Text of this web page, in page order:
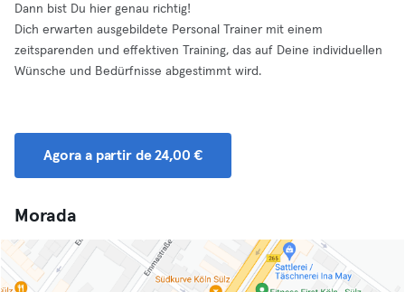
Dann bist Du hier genau richtig!
Dich erwarten ausgebildete Personal Trainer mit einem
zeitsparenden und effektiven Training, das auf Deine individuellen
Wünsche und Bedürfnisse abgestimmt wird.
Agora a partir de 24,00 €
Morada